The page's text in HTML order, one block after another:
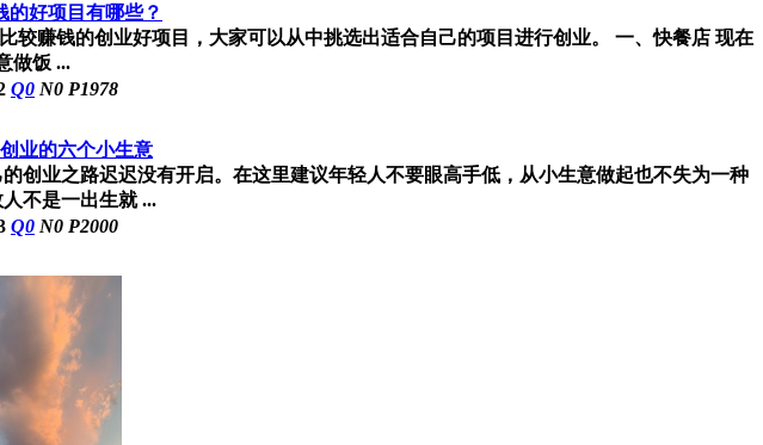
的好项目有哪些？
赚钱的创业好项目，大家可以从中挑选出适合自己的项目进行创业。 一、快餐店 现在
做饭 ...
Q0 N0 P1978
业的六个小生意
创业之路迟迟没有开启。在这里建议年轻人不要眼高手低，从小生意做起也不失为一种
不是一出生就 ...
Q0 N0 P2000